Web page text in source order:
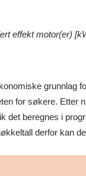
effekt motor(er)
grunnlag
for søkere. Etter
det beregnes i
derfor kan